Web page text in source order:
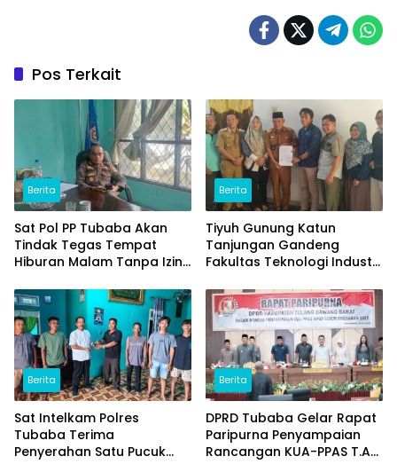
Pos Terkait
Berita
Sat Pol PP Tubaba Akan
Tindak Tegas Tempat
Hiburan Malam Tanpa Izin
Berita
Tiyuh Gunung Katun
Tanjungan Gandeng
Fakultas Teknologi Industri
Potensi Ikan Lomou
Menjadi Prodak Unggulan
Berita
Sat Intelkam Polres
Tubaba Terima
Penyerahan Satu Pucuk
Berita
DPRD Tubaba Gelar Rapat
Paripurna Penyampaian
Rancangan KUA-PPAS T.A